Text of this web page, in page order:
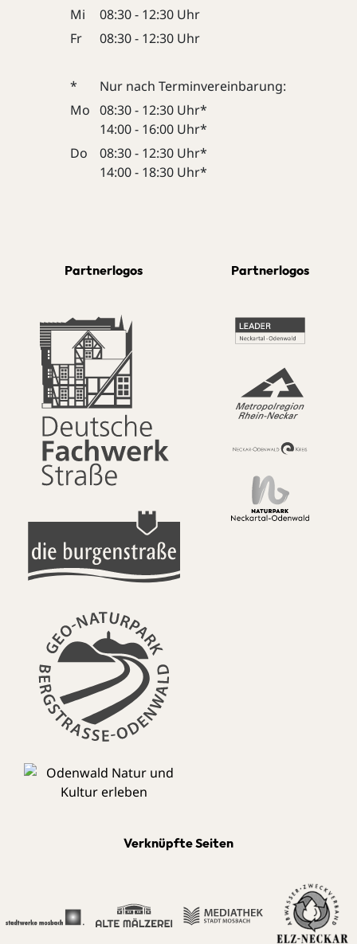
Mi
08:30 - 12:30 Uhr
Fr
08:30 - 12:30 Uhr
*
Nur nach Terminvereinbarung:
Mo 08:30 - 12:30 Uhr*
14:00 - 16:00 Uhr*
Do
08:30 - 12:30 Uhr*
14:00 - 18:30 Uhr*
Partnerlogos Partnerlogos
Verknüpfte Seiten